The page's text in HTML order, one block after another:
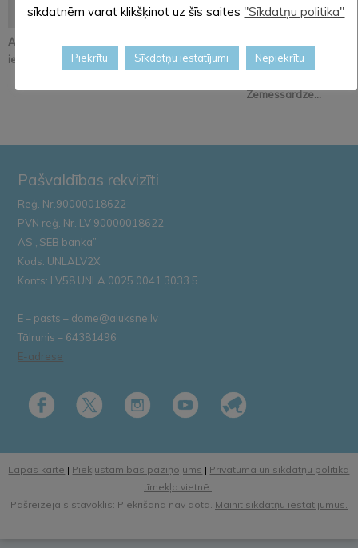
Atjaunos Melleņkalna
ielas segumu
par Kopienu svētku
orientēšanās
Zemessardze...
Pašvaldības rekvizīti
Reģ. Nr.90000018622
PVN reģ. Nr. LV 90000018622
AS „SEB banka”
Kods: UNLALV2X
Konts: LV58 UNLA 0025 0041 3033 5
E – pasts – dome@aluksne.lv
Tālrunis – 64381496
E-adrese
Lapas karte | Piekļūstamības paziņojums | Privātuma un sīkdatņu politika
tīmekļa vietnē |
Pašreizējais stāvoklis: Piekrišana nav dota. Mainīt sīkdatņu iestatījumus.
sīkdatnēm varat klikšķinot uz šīs saites "Sīkdatņu politika"
Piekrītu Sīkdatņu iestatījumi Nepiekrītu